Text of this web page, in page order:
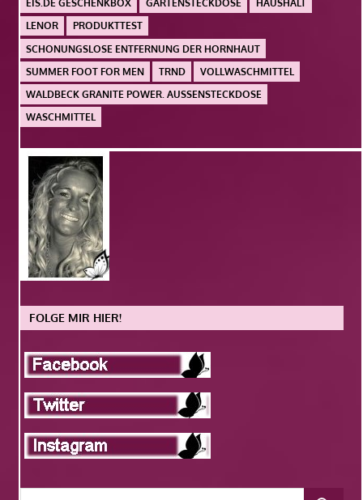
EIS.DE GESCHENKBOX GARTENSTECKDOSE
HAUSHALT
LENOR
PRODUKTTEST
SCHONUNGSLOSE ENTFERNUNG DER HORNHAUT
SUMMER FOOT FOR MEN
TRND
VOLLWASCHMITTEL
WALDBECK GRANITE POWER. AUSSENSTECKDOSE
WASCHMITTEL
FOLGE MIR HIER!